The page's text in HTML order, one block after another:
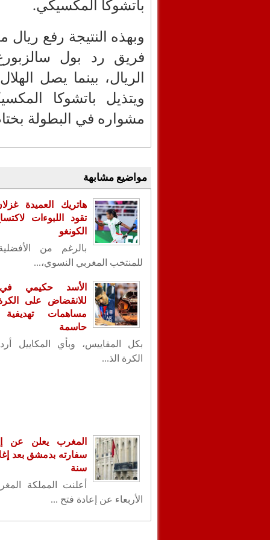
باتشوكا المكسيكي.
وبهذه النتيجة رفع
فريق رد بول
الريال، بينما يصل
ويتذيل باتشوكا
مشواره في البطولة
مواضيع مشابهة
هاتريك العميدة
تقود اللبوءات
الكونغو
بالرغم من
للمنتخب المغربي النسوي،...
الأسد حكيمي
للانقضاض على
مساهمات تهديفية
حاسمة
بكل المقاييس، وبأي المكاييل
الكرة الذ...
المغرب يعلن عن
سنة
أعلنت المملكة
الأربعاء عن إعادة فتح ...